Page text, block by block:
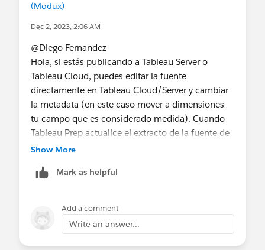
(Modux)
Dec 2, 2023, 2:06 AM
@Diego Fernandez​
Hola, si estás publicando a Tableau Server o
Tableau Cloud, puedes editar la fuente
directamente en Tableau Cloud/Server y cambiar
la metadata (en este caso mover a dimensiones
tu campo que es considerado medida). Cuando
Tableau Prep actualice el extracto de la fuente de
datos publicada, la metadata no será cambiada,
v=g5LYaD1dcek
En caso que estés trabajando en Tableau Desktop,
lo que podrías hacer es crear un libro de trabajo,
Show More
Mark as helpful
Add a comment
Write an answer...